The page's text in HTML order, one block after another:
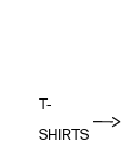
T-
SHIRTS